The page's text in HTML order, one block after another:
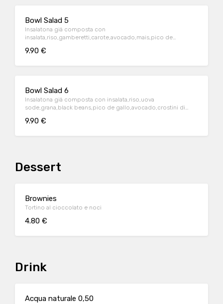
Bowl Salad 5
Insalatona già composta con
insalata,riso,gamberetti,carote,avocado,mais,pico de
9.90 €
Bowl Salad 6
Insalatona già composta con insalata,riso,uova
sode,grana,black beans,pico de gallo,avocado,crostini di
9.90 €
Dessert
Brownies
Tortino al cioccolato e noci
4.80 €
Drink
Acqua naturale 0,50